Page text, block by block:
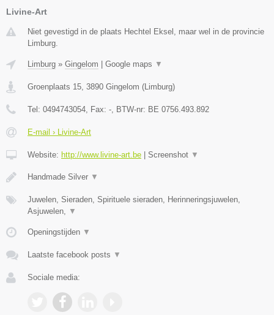
Livine-Art
Niet gevestigd in de plaats Hechtel Eksel, maar wel in de provincie
Limburg.
Limburg » Gingelom | Google maps ▼
Groenplaats 15 3890 Gingelom (Limburg)
Tel: 0494743054 , Fax: - , BTW-nr: BE 0756.493.892
E-mail › Livine-Art
Website: http://www.livine-art.be | Screenshot ▼
Handmade Silver ▼
Juwelen, Sieraden, Spirituele sieraden, Herinneringsjuwelen,
Asjuwelen,
▼
Openingstijden ▼
Laatste facebook posts ▼
Sociale media: